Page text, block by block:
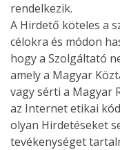
rendelkezik.
A Hirdető köteles a
célokra és módon
hogy a Szolgáltató
amely a Magyar
vagy sérti a Magyar
az Internet etikai
olyan Hirdetéseket
tevékenységet